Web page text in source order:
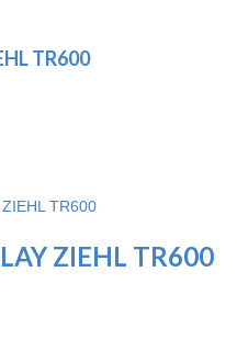
TR600
ZIEHL TR600